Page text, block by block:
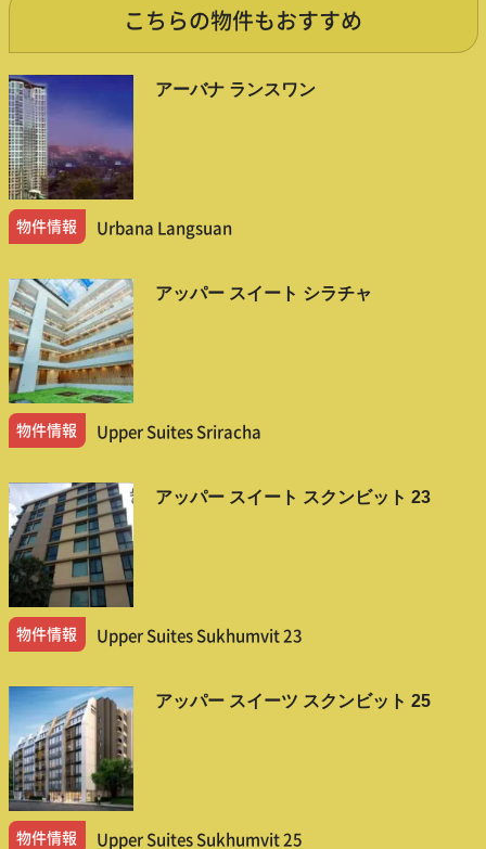
こちらの物件もおすすめ
アーバナ ランスワン
物件情報 Urbana Langsuan
アッパー スイート シラチャ
物件情報 Upper Suites Sriracha
アッパー スイート スクンビット 23
物件情報 Upper Suites Sukhumvit 23
アッパー スイーツ スクンビット 25
物件情報 Upper Suites Sukhumvit 25